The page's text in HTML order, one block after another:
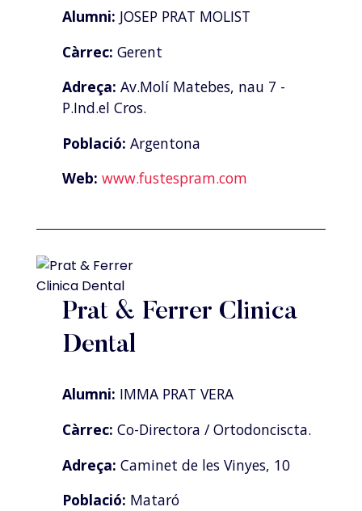
Alumni: JOSEP PRAT MOLIST
Càrrec: Gerent
Adreça: Av.Molí Matebes, nau 7 -
P.Ind.el Cros.
Població: Argentona
Web: www.fustespram.com
Prat & Ferrer Clinica
Dental
Alumni: IMMA PRAT VERA
Càrrec: Co-Directora / Ortodonciscta.
Adreça: Caminet de les Vinyes, 10
Població: Mataró